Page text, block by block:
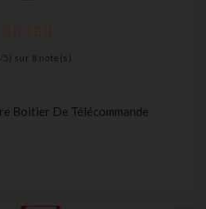
/ 5) sur 8 note(s)
Boitier De Télécommande